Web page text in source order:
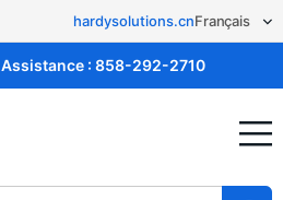
hardysolutions.cn
Assistance : 858-292-2710